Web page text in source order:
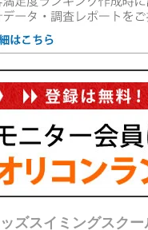
ズスイミングスク